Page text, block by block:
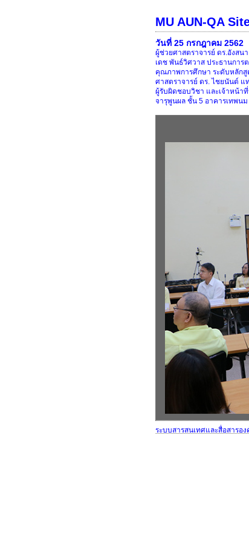
MU AUN-QA
วันที่ 25 กรกฎาคม 2562
ผู้ช่วยศาสตราจารย์ ดร.อังส
เดช พันธ์วิศวาส ประธานการ
คุณภาพการศึกษา ระดับหลักสู
ศาสตราจารย์ ดร. ไชยนันต์
ผู้รับผิดชอบวิชา และเจ้าหน้า
จารุพูนผล ชั้น 5 อาคารเทพน
ระบบสารสนเทศและสื่อสารอง